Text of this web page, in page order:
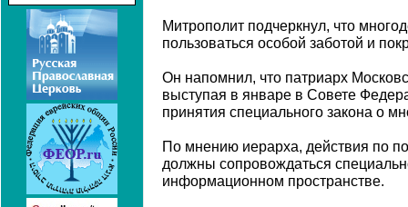
Митрополит подчеркнул, что
пользоваться особой заботой и
Он напомнил, что патриарх
выступая в январе в Совете
принятия специального закона о
По мнению иерарха, действия по
должны сопровождаться
информационном пространстве.